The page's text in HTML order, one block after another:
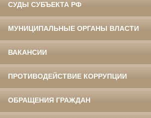
СУДЫ СУБЪЕКТА РФ
МУНИЦИПАЛЬНЫЕ ОРГАНЫ ВЛАСТИ
ВАКАНСИИ
ПРОТИВОДЕЙСТВИЕ КОРРУПЦИИ
ОБРАЩЕНИЯ ГРАЖДАН